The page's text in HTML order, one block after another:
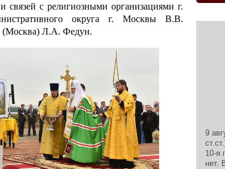
связей с религиозными организациями г.
округа г. Москвы В.В.
(Москва) Л.А. Федун.
9
10-я
нет.